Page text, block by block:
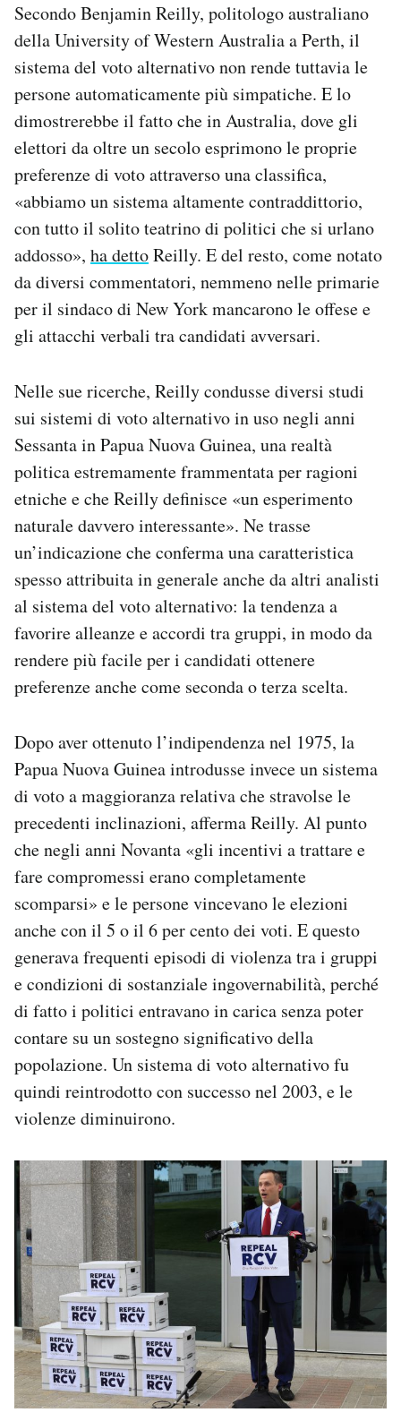
Secondo Benjamin Reilly, politologo australiano
della University of Western Australia a Perth, il
sistema del voto alternativo non rende tuttavia le
persone automaticamente più simpatiche. E lo
dimostrerebbe il fatto che in Australia, dove gli
elettori da oltre un secolo esprimono le proprie
preferenze di voto attraverso una classifica,
«abbiamo un sistema altamente contraddittorio,
con tutto il solito teatrino di politici che si urlano
addosso», ha dettoReilly. E del resto, come notato
da diversi commentatori, nemmeno nelle primarie
per il sindaco di New York mancarono le offese e
gli attacchi verbali tra candidati avversari.
Nelle sue ricerche, Reilly condusse diversi studi
sui sistemi di voto alternativo in uso negli anni
Sessanta in Papua Nuova Guinea, una realtà
politica estremamente frammentata per ragioni
etniche e che Reilly definisce «un esperimento
naturale davvero interessante». Ne trasse
un’indicazione che conferma una caratteristica
spesso attribuita in generale anche da altri analisti
al sistema del voto alternativo: la tendenza a
favorire alleanze e accordi tra gruppi, in modo da
rendere più facile per i candidati ottenere
preferenze anche come seconda o terza scelta.
Dopo aver ottenuto l’indipendenza nel 1975, la
Papua Nuova Guinea introdusse invece un sistema
di voto a maggioranza relativa che stravolse le
precedenti inclinazioni, afferma Reilly. Al punto
che negli anni Novanta «gli incentivi a trattare e
fare compromessi erano completamente
scomparsi» e le persone vincevano le elezioni
anche con il 5 o il 6 per cento dei voti. E questo
generava frequenti episodi di violenza tra i gruppi
e condizioni di sostanziale ingovernabilità, perché
di fatto i politici entravano in carica senza poter
contare su un sostegno significativo della
popolazione. Un sistema di voto alternativo fu
quindi reintrodotto con successo nel 2003, e le
violenze diminuirono.